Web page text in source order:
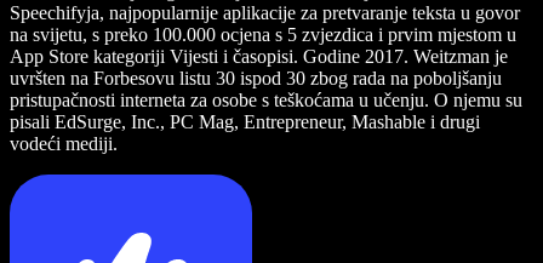
Speechifyja, najpopularnije aplikacije za pretvaranje teksta u govor
na svijetu, s preko 100.000 ocjena s 5 zvjezdica i prvim mjestom u
App Store kategoriji Vijesti i časopisi. Godine 2017. Weitzman je
uvršten na Forbesovu listu 30 ispod 30 zbog rada na poboljšanju
pristupačnosti interneta za osobe s teškoćama u učenju. O njemu su
pisali EdSurge, Inc., PC Mag, Entrepreneur, Mashable i drugi
vodeći mediji.